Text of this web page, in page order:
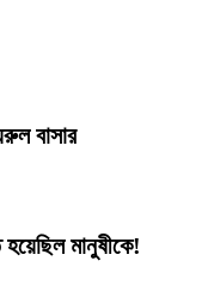
বাসার
হয়েছিল মানুষীকে!